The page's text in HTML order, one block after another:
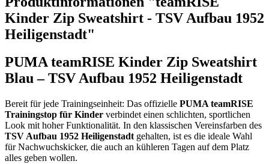
Kinder Zip Sweatshirt - TSV Aufbau 1952
Heiligenstadt"
PUMA teamRISE Kinder Zip Sweatshirt
Blau – TSV Aufbau 1952 Heiligenstadt
Bereit für jede Trainingseinheit: Das offizielle PUMA teamRISE
Trainingstop für Kinder verbindet einen schlichten, sportlichen
Look mit hoher Funktionalität. In den klassischen Vereinsfarben des
TSV Aufbau 1952 Heiligenstadt gehalten, ist es die ideale Wahl
für Nachwuchskicker, die auch an kühleren Tagen auf dem Platz
alles geben wollen.